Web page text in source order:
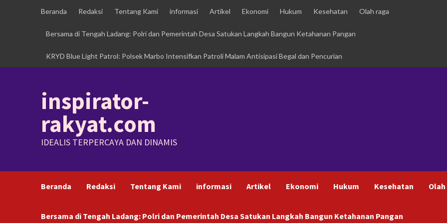
Beranda Redaksi Tentang Kami informasi Artikel Ekonomi Hukum Kesehatan Olah raga
Bersama di Tengah Ladang: Polri dan Pemerintah Desa Satukan Langkah Bangun Ketahanan Pangan
KRYD Blue Light Patrol: Polsek Marbo Intensifkan Patroli Malam Antisipasi Begal dan Pencurian
inspirator-
rakyat.com
IDEALIS TERPERCAYA DAN DINAMIS
Beranda Redaksi Tentang Kami informasi Artikel Ekonomi Hukum Kesehatan
Bersama di Tengah Ladang: Polri dan Pemerintah Desa Satukan Langkah Bangun Ketahanan Pangan